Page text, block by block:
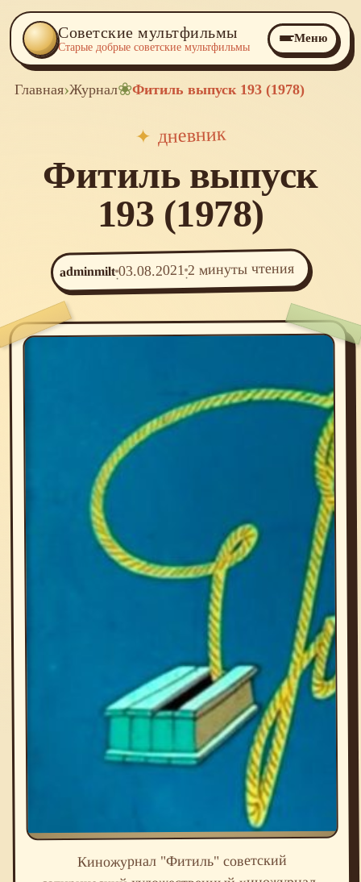
Советские мультфильмы
Старые добрые советские мультфильмы
Меню
Главная›Журнал❀Фитиль выпуск 193 (1978)
✦ дневник
Фитиль выпуск
193 (1978)
adminmilt
·
03.08.2021·
2 минуты чтения
Киножурнал "Фитиль" советский